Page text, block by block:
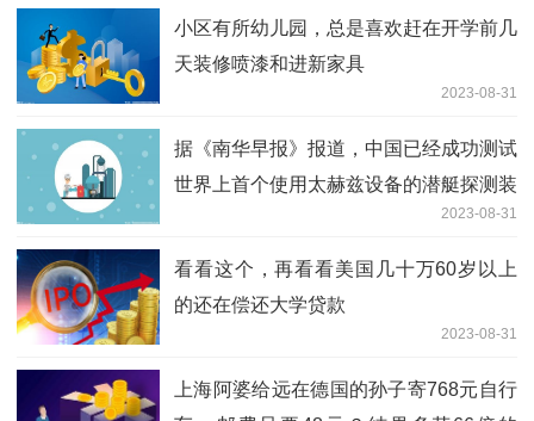
小区有所幼儿园，总是喜欢赶在开学前几
天装修喷漆和进新家具
2023-08-31
据《南华早报》报道，中国已经成功测试
世界上首个使用太赫兹设备的潜艇探测装
2023-08-31
看看这个，再看看美国几十万60岁以上
的还在偿还大学贷款
2023-08-31
上海阿婆给远在德国的孙子寄768元自行